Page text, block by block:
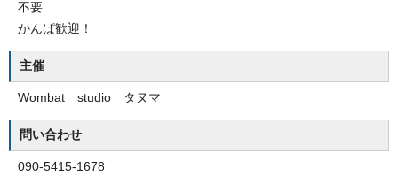
不要
かんぱ歓迎！
主催
Wombat studio タヌマ
問い合わせ
090-5415-1678